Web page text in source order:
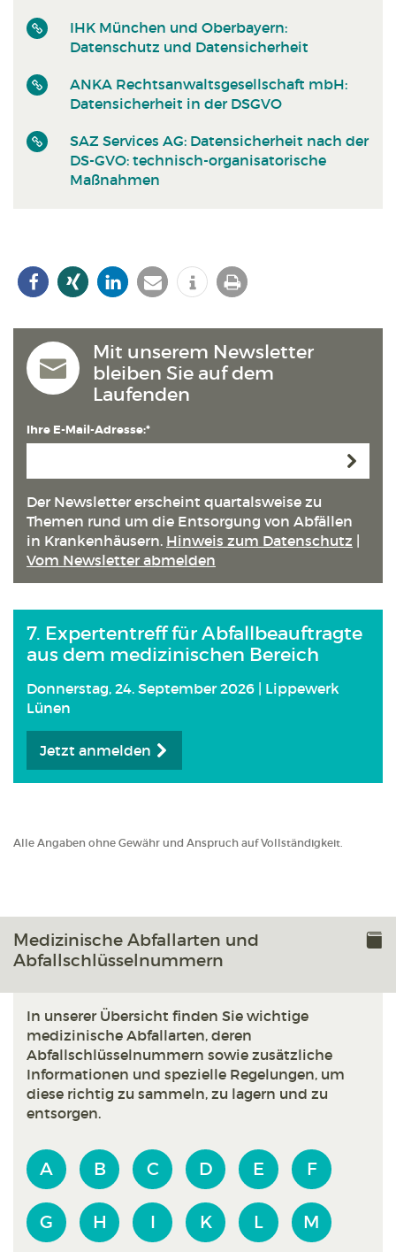
IHK München und Oberbayern:
Datenschutz und Datensicherheit
ANKA Rechtsanwaltsgesellschaft mbH:
Datensicherheit in der DSGVO
SAZ Services AG: Datensicherheit nach der
DS-GVO: technisch-organisatorische
Maßnahmen
Mit unserem Newsletter
bleiben Sie auf dem
Laufenden
Ihre E-Mail-Adresse:*
Der Newsletter erscheint quartals­weise zu
Themen rund um die Entsorgung von Abfällen
in Kranken­häusern. Hinweis zum Datenschutz
Vom Newsletter abmelden
7. Expertentreff für Abfallbeauftragte
aus dem medizinischen Bereich
Donnerstag, 24. September 2026 | Lippewerk
Lünen
Jetzt anmelden
Alle Angaben ohne Gewähr und Anspruch auf Vollständigkeit.
Medizinische Abfallarten und
Abfallschlüsselnummern
In unserer Übersicht finden Sie wichtige
medizinische Abfallarten, deren
Abfallschlüsselnummern sowie zusätzliche
Informationen und spezielle Regelungen, um
diese richtig zu sammeln, zu lagern und zu
entsorgen.
A B C D E F
G H I K L M